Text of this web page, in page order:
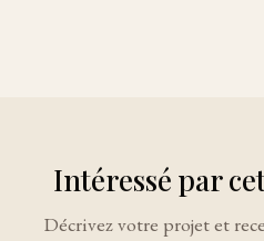
Intéressé par
Décrivez votre projet et